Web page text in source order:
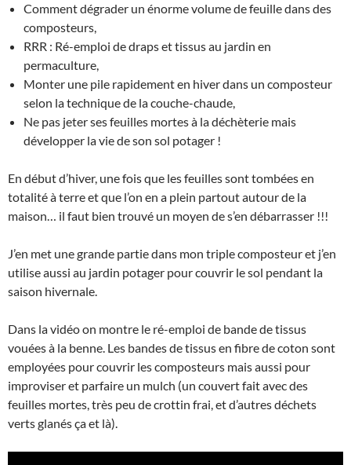
Comment dégrader un énorme volume de feuille dans des
composteurs,
RRR : Ré-emploi de draps et tissus au jardin en
permaculture,
Monter une pile rapidement en hiver dans un composteur
selon la technique de la couche-chaude,
Ne pas jeter ses feuilles mortes à la déchèterie mais
développer la vie de son sol potager !
En début d’hiver, une fois que les feuilles sont tombées en
totalité à terre et que l’on en a plein partout autour de la
maison… il faut bien trouvé un moyen de s’en débarrasser !!!
J’en met une grande partie dans mon triple composteur et j’en
utilise aussi au jardin potager pour couvrir le sol pendant la
saison hivernale.
Dans la vidéo on montre le ré-emploi de bande de tissus
vouées à la benne. Les bandes de tissus en fibre de coton sont
employées pour couvrir les composteurs mais aussi pour
improviser et parfaire un mulch (un couvert fait avec des
feuilles mortes, très peu de crottin frai, et d’autres déchets
verts glanés ça et là).